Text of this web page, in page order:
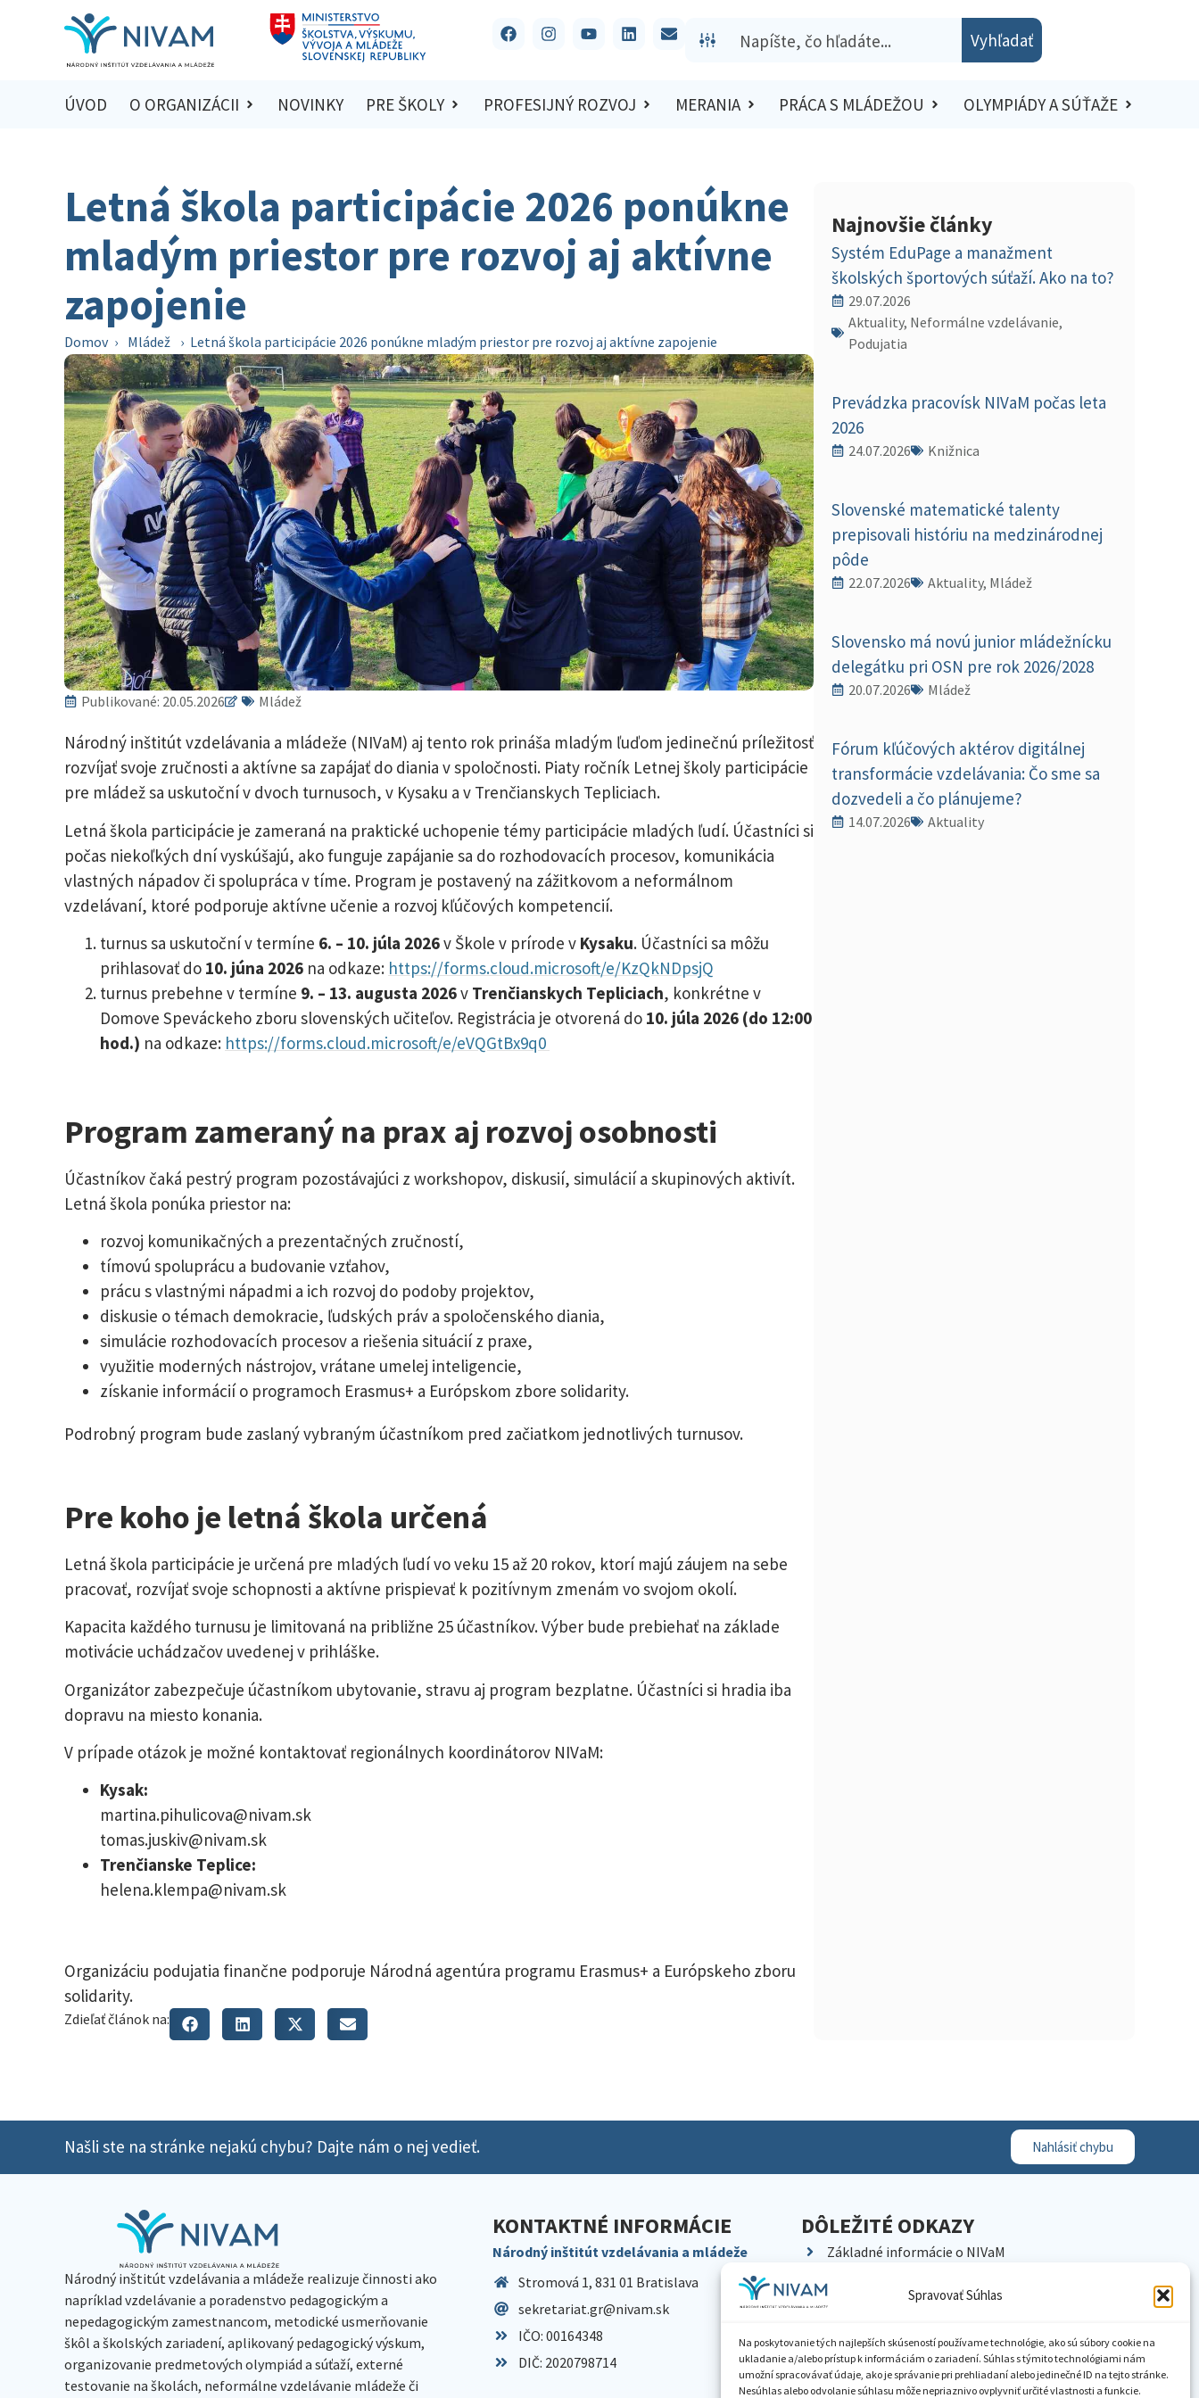
Spravovať Súhlas
Na poskytovanie tých najlepších skúseností používame technológie, ako sú súbory cookie na
ukladanie a/alebo prístup k informáciám o zariadení. Súhlas s týmito technológiami nám
umožní spracovávať údaje, ako je správanie pri prehliadaní alebo jedinečné ID na tejto stránke.
Nesúhlas alebo odvolanie súhlasu môže nepriaznivo ovplyvniť určité vlastnosti a funkcie.
Vyhľadať
ÚVOD O ORGANIZÁCII NOVINKY PRE ŠKOLY PROFESIJNÝ ROZVOJ MERANIA PRÁCA S MLÁDEŽOU OLYMPIÁDY A SÚŤAŽE
Letná škola participácie 2026 ponúkne
mladým priestor pre rozvoj aj aktívne
zapojenie
Domov › Mládež › Letná škola participácie 2026 ponúkne mladým priestor pre rozvoj aj aktívne zapojenie
Publikované: 20.05.2026 Mládež
Národný inštitút vzdelávania a mládeže (NIVaM) aj tento rok prináša mladým ľuďom jedinečnú príležitosť
rozvíjať svoje zručnosti a aktívne sa zapájať do diania v spoločnosti. Piaty ročník Letnej školy participácie
pre mládež sa uskutoční v dvoch turnusoch, v Kysaku a v Trenčianskych Tepliciach.
Letná škola participácie je zameraná na praktické uchopenie témy participácie mladých ľudí. Účastníci si
počas niekoľkých dní vyskúšajú, ako funguje zapájanie sa do rozhodovacích procesov, komunikácia
vlastných nápadov či spolupráca v tíme. Program je postavený na zážitkovom a neformálnom
vzdelávaní, ktoré podporuje aktívne učenie a rozvoj kľúčových kompetencií.
turnus sa uskutoční v termíne 6. – 10. júla 2026v Škole v prírode v Kysaku. Účastníci sa môžu
prihlasovať do 10. júna 2026 na odkaze: https://forms.cloud.microsoft/e/KzQkNDpsjQ
turnus prebehne v termíne 9. – 13. augusta 2026v Trenčianskych Tepliciach, konkrétne v
Domove Speváckeho zboru slovenských učiteľov. Registrácia je otvorená do 10. júla 2026 (do 12:00
hod.) na odkaze: https://forms.cloud.microsoft/e/eVQGtBx9q0
Program zameraný na prax aj rozvoj osobnosti
Účastníkov čaká pestrý program pozostávajúci z workshopov, diskusií, simulácií a skupinových aktivít.
Letná škola ponúka priestor na:
rozvoj komunikačných a prezentačných zručností,
tímovú spoluprácu a budovanie vzťahov,
prácu s vlastnými nápadmi a ich rozvoj do podoby projektov,
diskusie o témach demokracie, ľudských práv a spoločenského diania,
simulácie rozhodovacích procesov a riešenia situácií z praxe,
využitie moderných nástrojov, vrátane umelej inteligencie,
získanie informácií o programoch Erasmus+ a Európskom zbore solidarity.
Podrobný program bude zaslaný vybraným účastníkom pred začiatkom jednotlivých turnusov.
Pre koho je letná škola určená
Letná škola participácie je určená pre mladých ľudí vo veku 15 až 20 rokov, ktorí majú záujem na sebe
pracovať, rozvíjať svoje schopnosti a aktívne prispievať k pozitívnym zmenám vo svojom okolí.
Kapacita každého turnusu je limitovaná na približne 25 účastníkov. Výber bude prebiehať na základe
motivácie uchádzačov uvedenej v prihláške.
Organizátor zabezpečuje účastníkom ubytovanie, stravu aj program bezplatne. Účastníci si hradia iba
dopravu na miesto konania.
V prípade otázok je možné kontaktovať regionálnych koordinátorov NIVaM:
Kysak:
martina.pihulicova@nivam.sk
tomas.juskiv@nivam.sk
Trenčianske Teplice:
helena.klempa@nivam.sk
Organizáciu podujatia finančne podporuje Národná agentúra programu Erasmus+ a Európskeho zboru
solidarity.
Zdieľať článok na:
Najnovšie články
Systém EduPage a manažment
školských športových súťaží. Ako na to?
29.07.2026
Aktuality, Neformálne vzdelávanie,
Podujatia
Prevádzka pracovísk NIVaM počas leta
2026
24.07.2026 Knižnica
Slovenské matematické talenty
prepisovali históriu na medzinárodnej
pôde
22.07.2026 Aktuality, Mládež
Slovensko má novú junior mládežnícku
delegátku pri OSN pre rok 2026/2028
20.07.2026 Mládež
Fórum kľúčových aktérov digitálnej
transformácie vzdelávania: Čo sme sa
dozvedeli a čo plánujeme?
14.07.2026 Aktuality
Našli ste na stránke nejakú chybu? Dajte nám o nej vedieť. Nahlásiť chybu
Národný inštitút vzdelávania a mládeže realizuje činnosti ako
napríklad vzdelávanie a poradenstvo pedagogickým a
nepedagogickým zamestnancom, metodické usmerňovanie
škôl a školských zariadení, aplikovaný pedagogický výskum,
organizovanie predmetových olympiád a súťaží, externé
testovanie na školách, neformálne vzdelávanie mládeže či
KONTAKTNÉ INFORMÁCIE
Národný inštitút vzdelávania a mládeže
Stromová 1, 831 01 Bratislava
sekretariat.gr@nivam.sk
IČO: 00164348
DIČ: 2020798714
DÔLEŽITÉ ODKAZY
Základné informácie o NIVaM
Kariéra
Pracoviská NIVaM
Dokumenty inštitúcie